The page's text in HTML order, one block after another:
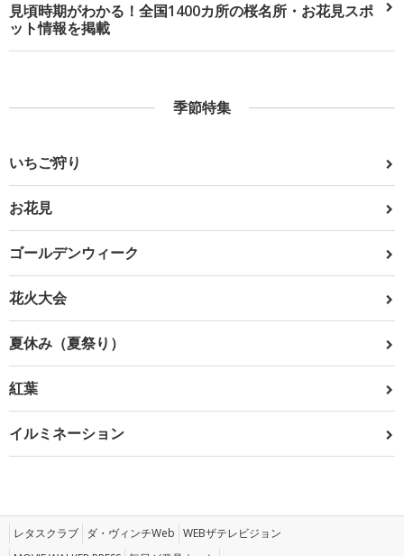
見頃時期がわかる！全国1400カ所の桜名所・お花見スポ
ット情報を掲載
季節特集
いちご狩り
お花見
ゴールデンウィーク
花火大会
夏休み（夏祭り）
紅葉
イルミネーション
レタスクラブ ダ・ヴィンチWeb WEBザテレビジョン